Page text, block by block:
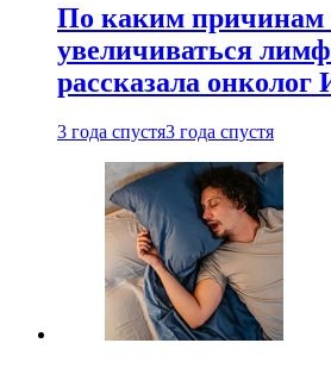
По каким причинам
увеличиваться
рассказала онколог
3 года спустя3 года спустя